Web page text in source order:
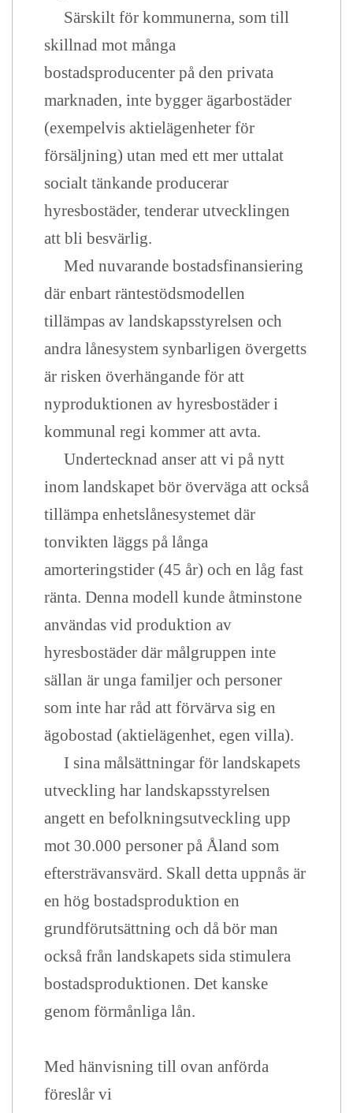
Särskilt för kommunerna, som till
skillnad mot många
bostadsproducenter på den privata
marknaden, inte bygger ägarbostäder
(exempelvis aktielägenheter för
försäljning) utan med ett mer uttalat
socialt tänkande producerar
hyresbostäder, tenderar utvecklingen
att bli besvärlig.
Med nuvarande bostadsfinansiering
där enbart räntestödsmodellen
tillämpas av landskapsstyrelsen och
andra lånesystem synbarligen övergetts
är risken överhängande för att
nyproduktionen av hyresbostäder i
kommunal regi kommer att avta.
Undertecknad anser att vi på nytt
inom landskapet bör överväga att också
tillämpa enhetslånesystemet där
tonvikten läggs på långa
amorteringstider (45 år) och en låg fast
ränta. Denna modell kunde åtminstone
användas vid produktion av
hyresbostäder där målgruppen inte
sällan är unga familjer och personer
som inte har råd att förvärva sig en
ägobostad (aktielägenhet, egen villa).
I sina målsättningar för landskapets
utveckling har landskapsstyrelsen
angett en befolkningsutveckling upp
mot 30.000 personer på Åland som
eftersträvansvärd. Skall detta uppnås är
en hög bostadsproduktion en
grundförutsättning och då bör man
också från landskapets sida stimulera
bostadsproduktionen. Det kanske
genom förmånliga lån.
Med hänvisning till ovan anförda
föreslår vi